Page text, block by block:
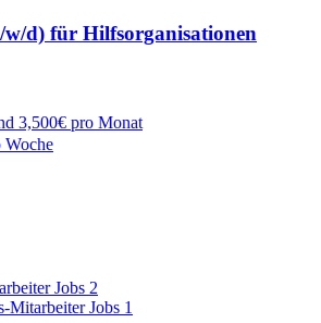
w/d) für Hilfsorganisationen
3,500€ pro Monat
Woche
Jobs 2
Mitarbeiter Jobs 1